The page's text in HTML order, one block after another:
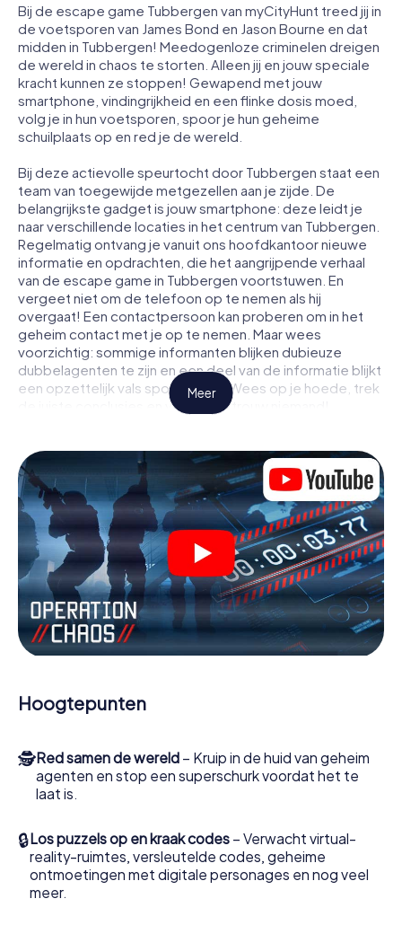
Bij de escape game Tubbergen van myCityHunt treed jij in
de voetsporen van James Bond en Jason Bourne en dat
midden in Tubbergen! Meedogenloze criminelen dreigen
de wereld in chaos te storten. Alleen jij en jouw speciale
kracht kunnen ze stoppen! Gewapend met jouw
smartphone, vindingrijkheid en een flinke dosis moed,
volg je in hun voetsporen, spoor je hun geheime
schuilplaats op en red je de wereld.
Bij deze actievolle speurtocht door Tubbergen staat een
team van toegewijde metgezellen aan je zijde. De
belangrijkste gadget is jouw smartphone: deze leidt je
naar verschillende locaties in het centrum van Tubbergen.
Regelmatig ontvang je vanuit ons hoofdkantoor nieuwe
informatie en opdrachten, die het aangrijpende verhaal
van de escape game in Tubbergen voortstuwen. En
vergeet niet om de telefoon op te nemen als hij
overgaat! Een contactpersoon kan proberen om in het
geheim contact met je op te nemen. Maar wees
voorzichtig: sommige informanten blijken dubieuze
dubbelagenten te zijn en een deel van de informatie blijkt
een opzettelijk vals spoor te zijn. Wees op je hoede, trek
de juiste conclusies en vooral: vertrouw niemand!
je niet opgesloten in een kamer waaruit je jezelf binnen
een bepaald tijdvenster moet bevrijden. Met deze
speurtocht met een smartphone wordt heel Tubbergen
jouw speelveld! De technische voorwaarden voor jouw
avontuur in Tubbergen zijn een smartphone en toegang
tot het mobiel internet. Met één klik krijg jij toegang tot
onze app. Je hoeft niets te installeren om door
interactieve video's, lastige minigames of andere
functies in de actie te worden getrokken.
Werk samen als een team, onderschep vijandige
spionnen en lok de handlangers van de schurk naar je toe.
excelleren om de slechteriken te stoppen. In
tegenstelling tot James Bond en Co. zullen jouw daden
jezelf en jouw team in de hoogste score van Tubbergen
en krijg toegang tot jouw eigen fotogalerij. De escape
game van myCityHunt verandert Tubbergen in jouw eigen
wereld van spionage en geheime agenten en verander
Tubbergen in een escaperoom in de buitenlucht!
Meer
Hoogtepunten
🕵Red samen de wereld – Kruip in de huid van geheim
agenten en stop een superschurk voordat het te
laat is.
🔒Los puzzels op en kraak codes – Verwacht virtual-
reality-ruimtes, versleutelde codes, geheime
ontmoetingen met digitale personages en nog veel
meer.